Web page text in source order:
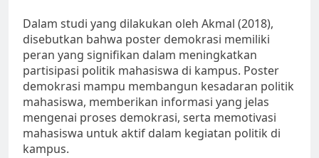
Dalam studi yang dilakukan oleh Akmal (2018),
disebutkan bahwa poster demokrasi memiliki
peran yang signifikan dalam meningkatkan
partisipasi politik mahasiswa di kampus. Poster
demokrasi mampu membangun kesadaran politik
mahasiswa, memberikan informasi yang jelas
mengenai proses demokrasi, serta memotivasi
mahasiswa untuk aktif dalam kegiatan politik di
kampus.